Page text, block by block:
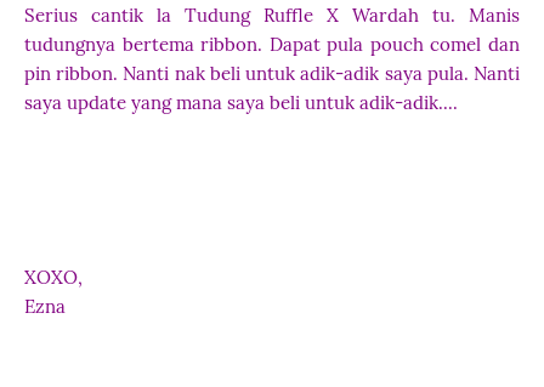
Serius cantik la Tudung Ruffle X Wardah tu. Manis
tudungnya bertema ribbon. Dapat pula pouch comel dan
pin ribbon. Nanti nak beli untuk adik-adik saya pula. Nanti
saya update yang mana saya beli untuk adik-adik....
XOXO,
Ezna